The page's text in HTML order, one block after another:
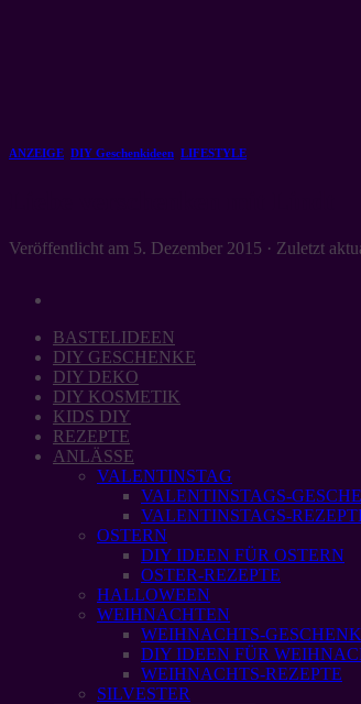
BASTELIDEEN
DIY GESCHENKE
DIY DEKO
DIY KOSMETIK
KIDS DIY
REZEPTE
ANLÄSSE
VALENTINSTAG
VALENTINSTAGS-
VALENTINSTAGS-
OSTERN
DIY IDEEN FÜR OSTERN
OSTER-REZEPTE
HALLOWEEN
WEIHNACHTEN
WEIHNACHTS-
DIY IDEEN FÜR
WEIHNACHTS-REZEPTE
SILVESTER
ANZEIGE DIY Geschenkideen LIFESTYLE
Veröffentlicht am 5. Dezember 2015 · Zuletzt